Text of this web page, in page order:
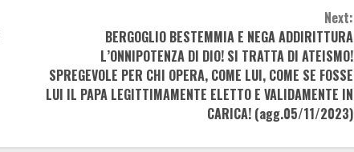
Next:
BERGOGLIO BESTEMMIA E NEGA ADDIRITTURA
L’ONNIPOTENZA DI DIO! SI TRATTA DI ATEISMO!
SPREGEVOLE PER CHI OPERA, COME LUI, COME SE FOSSE
LUI IL PAPA LEGITTIMAMENTE ELETTO E VALIDAMENTE IN
CARICA! (agg.05/11/2023)